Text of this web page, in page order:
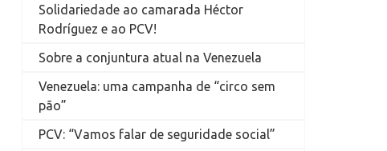
Solidariedade ao camarada Héctor
Rodríguez e ao PCV!
Sobre a conjuntura atual na Venezuela
Venezuela: uma campanha de “circo sem
pão”
PCV: “Vamos falar de seguridade social”